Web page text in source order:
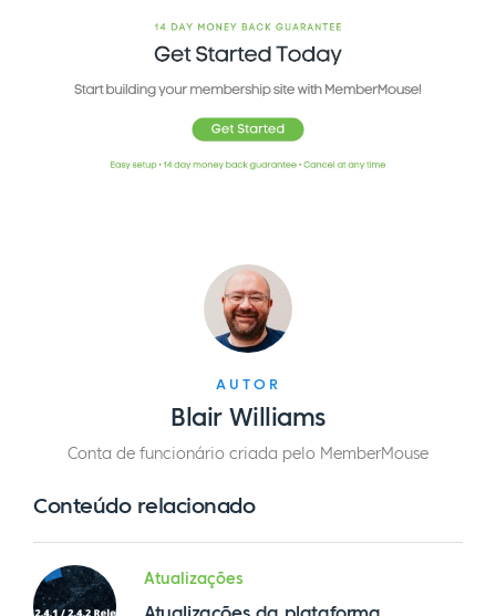
AUTOR
Blair Williams
Conta de funcionário criada pelo MemberMouse
Conteúdo relacionado
Atualizações